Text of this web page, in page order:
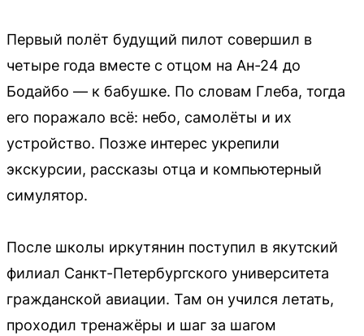
Первый полёт будущий пилот совершил в
четыре года вместе с отцом на Ан-24 до
Бодайбо — к бабушке. По словам Глеба, тогда
его поражало всё: небо, самолёты и их
устройство. Позже интерес укрепили
экскурсии, рассказы отца и компьютерный
симулятор.
После школы иркутянин поступил в якутский
филиал Санкт-Петербургского университета
гражданской авиации. Там он учился летать,
проходил тренажёры и шаг за шагом